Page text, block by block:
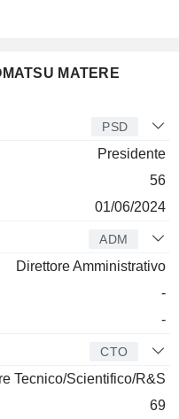
MATERE
PSD
Presidente
56
01/06/2024
ADM
Direttore Amministrativo
-
-
CTO
Tecnico/Scientifico/R&S
69